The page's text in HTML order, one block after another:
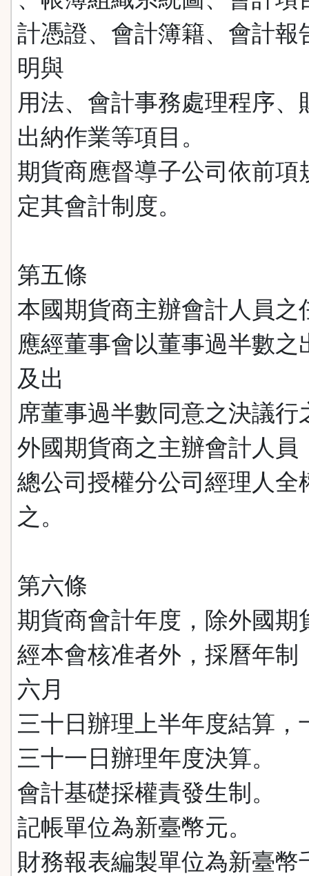
計憑證、會計簿籍、會計報
明與
用法、會計事務處理程序、
出納作業等項目。
期貨商應督導子公司依前項
定其會計制度。
第五條
本國期貨商主辦會計人員之
應經董事會以董事過半數之
及出
席董事過半數同意之決議行
外國期貨商之主辦會計人員
總公司授權分公司經理人全
之。
第六條
期貨商會計年度，除外國期
經本會核准者外，採曆年制
六月
三十日辦理上半年度結算，
三十一日辦理年度決算。
會計基礎採權責發生制。
記帳單位為新臺幣元。
財務報表編製單位為新臺幣